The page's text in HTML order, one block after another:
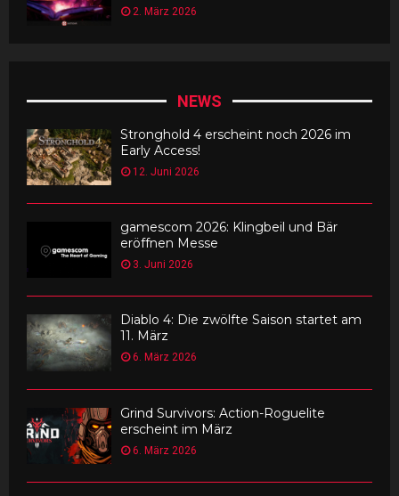
2. März 2026
NEWS
Stronghold 4 erscheint noch 2026 im
Early Access!
12. Juni 2026
gamescom 2026: Klingbeil und Bär
eröffnen Messe
3. Juni 2026
Diablo 4: Die zwölfte Saison startet am
11. März
6. März 2026
Grind Survivors: Action-Roguelite
erscheint im März
6. März 2026